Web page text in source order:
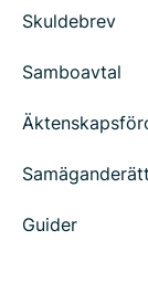
Skuldebrev
Samboavtal
Guider